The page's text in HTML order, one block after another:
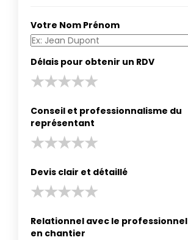
Votre Nom Prénom
Délais pour obtenir un RDV
Conseil et professionnalisme du
représentant
Devis clair et détaillé
Relationnel avec le professionnel
en chantier